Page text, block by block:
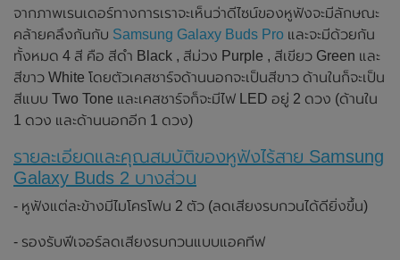
จากภาพเรนเดอร์ทางการเราจะเห็นว่าดีไซน์ของหูฟังจะมีลักษณะ
คล้ายคลึงกันกับ Samsung Galaxy Buds Pro และจะมีด้วยกัน
ทั้งหมด 4 สี คือ สีดำ Black , สีม่วง Purple , สีเขียว Green และ
สีขาว White โดยตัวเคสชาร์จด้านนอกจะเป็นสีขาว ด้านในก็จะเป็น
สีแบบ Two Tone และเคสชาร์จก็จะมีไฟ LED อยู่ 2 ดวง (ด้านใน
1 ดวง และด้านนอกอีก 1 ดวง)
รายละเอียดและคุณสมบัติของหูฟังไร้สาย Samsung
Galaxy Buds 2 บางส่วน
- หูฟังแต่ละข้างมีไมโครโฟน 2 ตัว (ลดเสียงรบกวนได้ดียิ่งขึ้น)
- รองรับฟีเจอร์ลดเสียงรบกวนแบบแอคทีฟ